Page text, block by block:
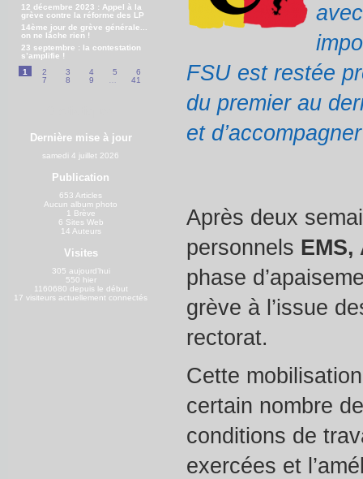
FSU est restée
du premier au
et
Après deux
personnels
phase
grève à l’issue
rectorat.
Cette
certain nombre
conditions de
exercées et
12 décembre 2023 : Appel à la
grève contre la réforme des LP
14ème jour de grève générale...
on ne lâche rien !
23 septembre : la contestation
s’amplifie !
1
2 3 4 5
6
7
8 9 41
Dernière mise à jour
samedi 4 juillet 2026
Publication
653 Articles
Aucun album photo
1 Brève
6 Sites Web
14 Auteurs
Visites
305 aujourd’hui
550 hier
1160680 depuis le début
17 visiteurs actuellement connectés